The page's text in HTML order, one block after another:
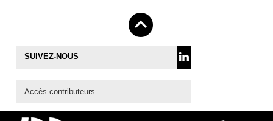
SUIVEZ-NOUS
Accès contributeurs